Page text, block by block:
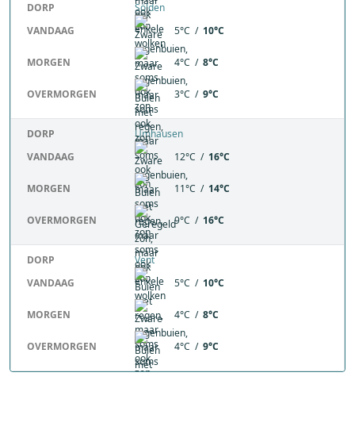
DORP
Sölden
VANDAAG
5°C / 10°C
MORGEN 4°C / 8°C
OVERMORGEN 3°C / 9°C
DORP
Umhausen
VANDAAG
12°C / 16°C
MORGEN 11°C / 14°C
OVERMORGEN 9°C / 16°C
DORP
Vent
VANDAAG
5°C / 10°C
MORGEN 4°C / 8°C
OVERMORGEN 4°C / 9°C